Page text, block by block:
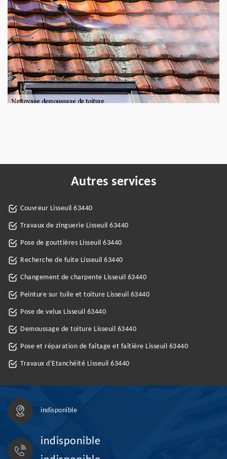
Autres services
Couvreur Lisseuil 63440
Travaux de zinguerie Lisseuil 63440
Pose de gouttières Lisseuil 63440
Recherche de fuite Lisseuil 63440
Changement de charpente Lisseuil 63440
Peinture sur tuile et toiture Lisseuil 63440
Pose de velux Lisseuil 63440
Demoussage de toiture Lisseuil 63440
Pose et réparation de faîtage et faîtière Lisseuil 63440
Travaux d'Etanchéité Lisseuil 63440
indisponible
indisponible